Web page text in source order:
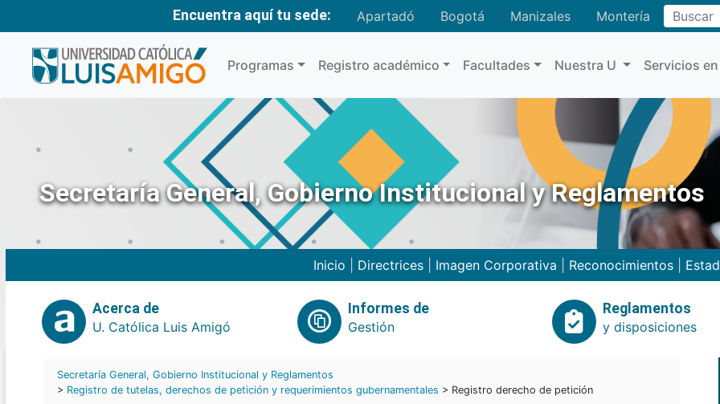
Encuentra aquí tu sede: Apartadó Bogotá Manizales MonteríaBuscar
Programas Registro académico Facultades Nuestra U Servicios
Secretaría General, Gobierno Institucional y Reglamentos
Inicio Directrices Imagen Corporativa Reconocimientos
Acerca de
U. Católica Luis Amigó
Informes de
Gestión
Reglamentos
y disposiciones
Secretaría General, Gobierno Institucional y Reglamentos
> Registro de tutelas, derechos de petición y requerimientos gubernamentales > Registro derecho de petición